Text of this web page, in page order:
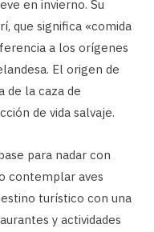
en invierno. Su
que significa «comida
a los orígenes
El origen de
de la caza de
de vida salvaje.
para nadar con
contemplar aves
turístico con una
y actividades